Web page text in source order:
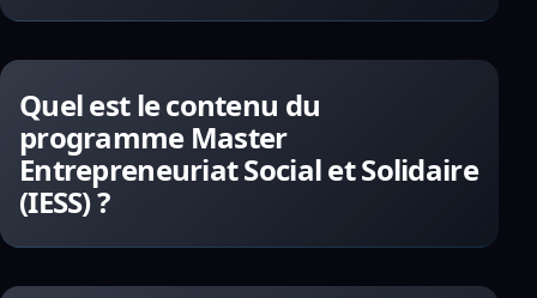
Quel est le contenu du
programme Master
Entrepreneuriat Social et Solidaire
(IESS) ?